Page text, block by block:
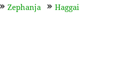
Zephanja
Haggai